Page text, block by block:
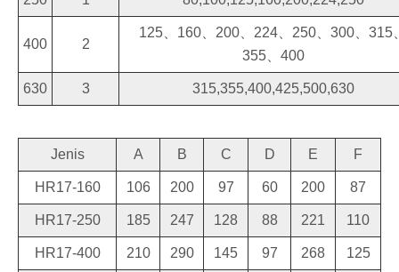
400 2
125、160、200、224、250、300、315
355、400
630 3 315,355,400,425,500,630
Jenis A B C D E F
HR17-160 106 200 97 60 200 87
HR17-250 185 247 128 88 221 110
HR17-400 210 290 145 97 268 125